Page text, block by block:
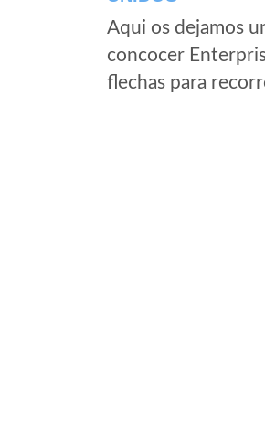
Aqui os dejamos
concocer
flechas para